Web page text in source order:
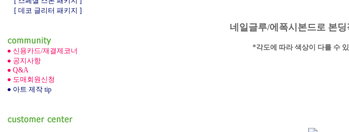
[ 데코 글리터 패키지 ]
● 신용카드/재결제코너
● 공지사항
● Q&A
● 도매회원신청
● 아트 제작 tip
네일글루/에폭시본드로 본
*각도에 따라 색상이 다를 수